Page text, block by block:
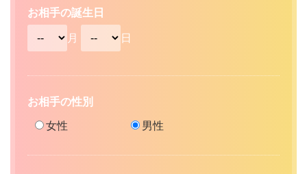
お相手の誕生日
月 日
お相手の性別
女性 男性